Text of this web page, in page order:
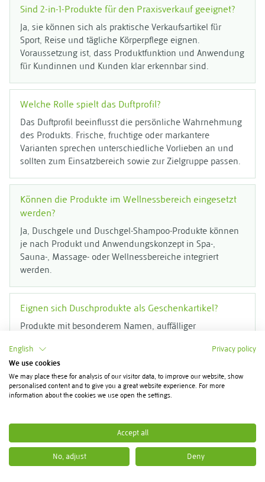
Sind 2-in-1-Produkte für den Praxisverkauf geeignet?
Ja, sie können sich als praktische Verkaufsartikel für
Sport, Reise und tägliche Körperpflege eignen.
Voraussetzung ist, dass Produktfunktion und Anwendung
für Kundinnen und Kunden klar erkennbar sind.
Welche Rolle spielt das Duftprofil?
Das Duftprofil beeinflusst die persönliche Wahrnehmung
des Produkts. Frische, fruchtige oder markantere
Varianten sprechen unterschiedliche Vorlieben an und
sollten zum Einsatzbereich sowie zur Zielgruppe passen.
Können die Produkte im Wellnessbereich eingesetzt
werden?
Ja, Duschgele und Duschgel-Shampoo-Produkte können
je nach Produkt und Anwendungskonzept in Spa-,
Sauna-, Massage- oder Wellnessbereiche integriert
werden.
Eignen sich Duschprodukte als Geschenkartikel?
Produkte mit besonderem Namen, auffälliger
als kleine Aufmerksamkeit, Kundengeschenk oder
saisonaler Verkaufsartikel eignen.
Relevant sind Produkttyp, vorgesehene Anwendung,
Zielgruppe, Duftprofil, Bereitstellungsort und die Frage,
ob das Produkt als Service-, Verbrauchs- oder
English Privacy policy
We use cookies
We may place these for analysis of our visitor data, to improve our website, show
personalised content and to give you a great website experience. For more
information about the cookies we use open the settings.
Accept all
No, adjust Deny